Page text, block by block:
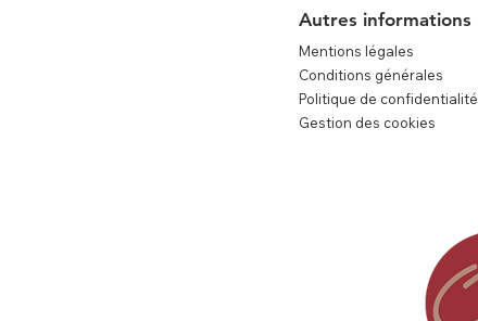
Autres informations
Mentions légales
Conditions générales
Politique de confidentialité
Gestion des cookies